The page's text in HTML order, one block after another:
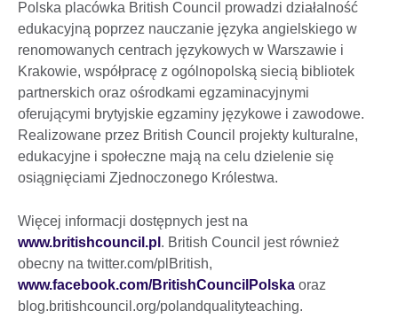
Polska placówka British Council prowadzi działalność
edukacyjną poprzez nauczanie języka angielskiego w
renomowanych centrach językowych w Warszawie i
Krakowie, współpracę z ogólnopolską siecią bibliotek
partnerskich oraz ośrodkami egzaminacyjnymi
oferującymi brytyjskie egzaminy językowe i zawodowe.
Realizowane przez British Council projekty kulturalne,
edukacyjne i społeczne mają na celu dzielenie się
osiągnięciami Zjednoczonego Królestwa.
Więcej informacji dostępnych jest na
www.britishcouncil.pl . British Council jest również
obecny na twitter.com/plBritish,
www.facebook.com/BritishCouncilPolska oraz
blog.britishcouncil.org/polandqualityteaching.